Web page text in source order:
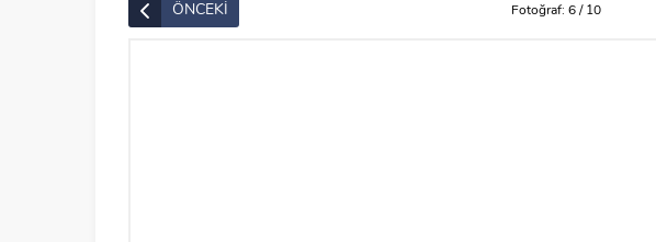
ÖNCEKİ Fotoğraf: 6 / 10